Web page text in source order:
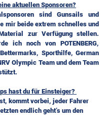
aktuellen Sponsoren?
sind Gunsails und
mir beide extrem schnelles und
zur Verfügung stellen.
ich noch von POTENBERG,
Sporthilfe, German
Olympic Team und dem Team
hast du für Einsteiger?
kommt vorbei, jeder Fahrer
endlich geht’s um den